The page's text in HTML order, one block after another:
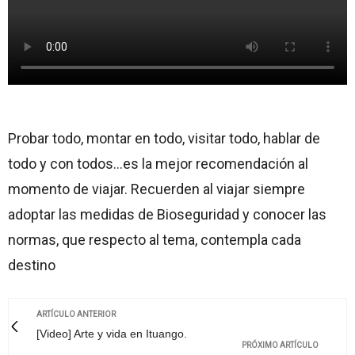
Probar todo, montar en todo, visitar todo, hablar de
todo y con todos…es la mejor recomendación al
momento de viajar. Recuerden al viajar siempre
adoptar las medidas de Bioseguridad y conocer las
normas, que respecto al tema, contempla cada
destino
ARTÍCULO ANTERIOR
[Video] Arte y vida en Ituango.
PRÓXIMO ARTÍCULO